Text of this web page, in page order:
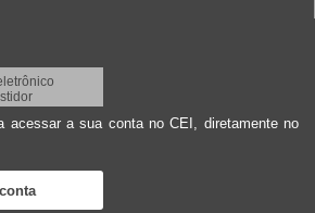
acessar a sua conta no CEI, diretamente no